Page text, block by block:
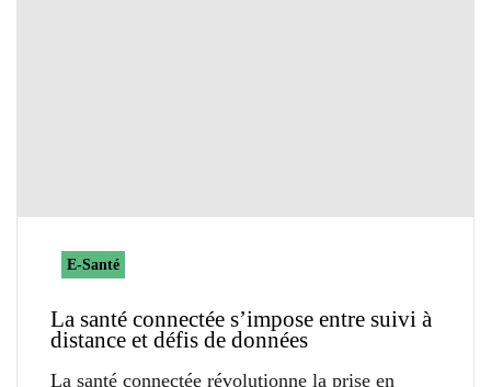
E-Santé
La santé connectée s’impose entre suivi à
distance et défis de données
La santé connectée révolutionne la prise en